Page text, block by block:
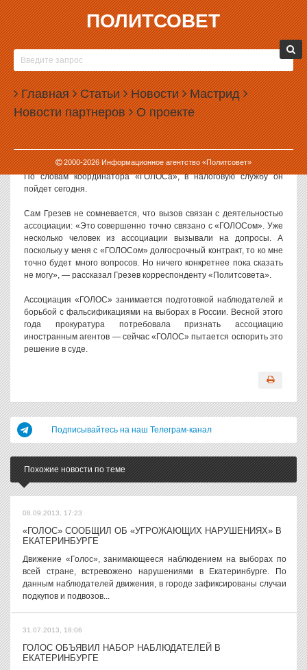
ПОЛИТСОВЕТ
Главная Статьи Новости Мастрид
Новости партнеров О проекте
2000-2026Информационное агентство «Политсовет»
23.05.2013, 11:22
КООРДИНАТОРА СВЕРДЛОВСКОГО «ГОЛОСА»
ВЫЗВАЛИ В НАЛОГОВУЮ
Координатора ассоциации «ГОЛОС» в Свердловской области
Александра Грезева вызвали в налоговую службу. Причем
повестка была выписана на уже прошедшую дату.
О вызове в ФНС рассказал сам Александр Грезев. По его словам,
повестка была выписана на 22 мая, то есть на вчерашний день.
По словам координатора «ГОЛОСа», в налоговую службу он
пойдет сегодня.
Сам Грезев не сомневается, что вызов связан с деятельностью
ассоциации: «Это совершенно точно связано с «ГОЛОСом». Уже
несколько человек из ассоциации вызывали на допросы. А
поскольку у меня с «ГОЛОСом» долгосрочный контракт, то ко мне
точно будет много вопросов. Но ничего конкретнее пока сказать
не могу», — рассказал Грезев корреспонденту «Политсовета».
Ассоциация «ГОЛОС» занимается подготовкой наблюдателей и
борьбой с фальсификациями на выборах в России. Весной этого
года прокуратура потребовала признать ассоциацию
иностранным агентов — сейчас «ГОЛОС» пытается оспорить это
решение в суде.
Подписывайтесь на наш Телеграм-канал
Похожие новости по теме
08.09.2013, 17:23
«ГОЛОС» СООБЩИЛ ОБ «УГРОЖАЮЩИХ НАРУШЕНИЯХ» В
ЕКАТЕРИНБУРГЕ
Движение «Голос», занимающееся наблюдением на выборах по
всей стране, встревожено нарушениями в Екатеринбурге. По
данным наблюдателей движения, в городе зафиксированы случаи
подкупов и подвозов...
31.07.2013, 18:06
ГОЛОС ОБЪЯВИЛ НАБОР НАБЛЮДАТЕЛЕЙ В
ЕКАТЕРИНБУРГЕ